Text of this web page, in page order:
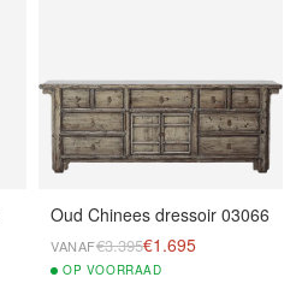
Oud Chinees dressoir 03066
VANAF€3.395€1.695
OP VOORRAAD